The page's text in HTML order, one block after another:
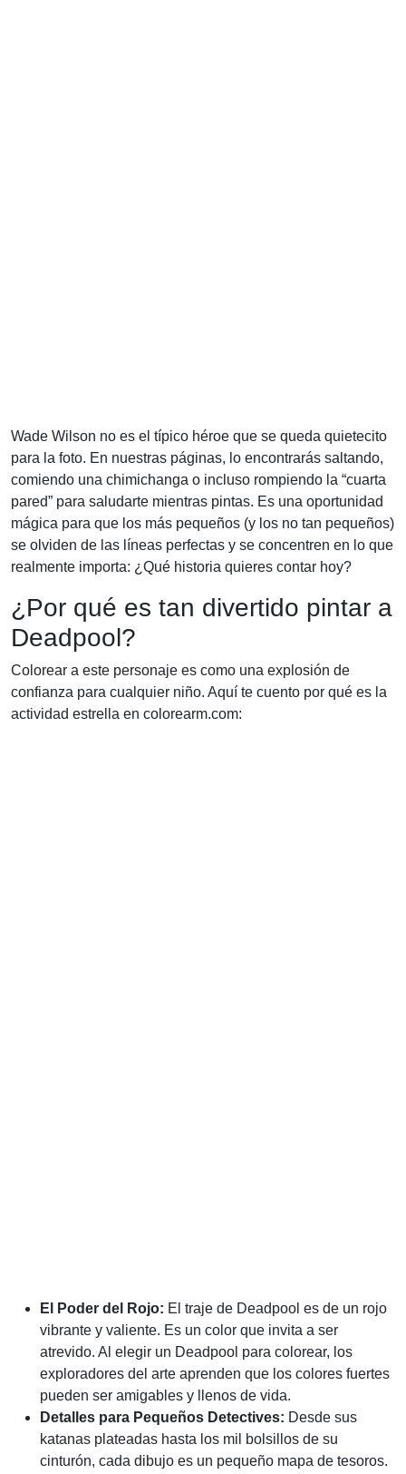
Wade Wilson no es el típico héroe que se queda quietecito
para la foto. En nuestras páginas, lo encontrarás saltando,
comiendo una chimichanga o incluso rompiendo la “cuarta
pared” para saludarte mientras pintas. Es una oportunidad
mágica para que los más pequeños (y los no tan pequeños)
se olviden de las líneas perfectas y se concentren en lo que
realmente importa: ¿Qué historia quieres contar hoy?
¿Por qué es tan divertido pintar a
Deadpool?
Colorear a este personaje es como una explosión de
confianza para cualquier niño. Aquí te cuento por qué es la
actividad estrella en colorearm.com:
El Poder del Rojo: El traje de Deadpool es de un rojo
vibrante y valiente. Es un color que invita a ser
atrevido. Al elegir un Deadpool para colorear, los
exploradores del arte aprenden que los colores fuertes
pueden ser amigables y llenos de vida.
Detalles para Pequeños Detectives: Desde sus
katanas plateadas hasta los mil bolsillos de su
cinturón, cada dibujo es un pequeño mapa de tesoros.